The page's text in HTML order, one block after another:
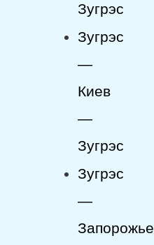
Зугрэс
Зугрэс
—
Киев
—
Зугрэс
Зугрэс
—
Запорожье